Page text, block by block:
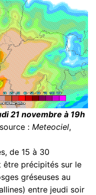
21 novembre à 19h
: Meteociel,
de 15 à 30
être précipités sur le
gréseuses au
entre jeudi soir